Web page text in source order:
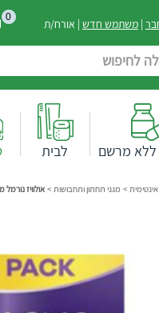
| משתמש חדש | אורח/ת 0
ללא מרשם לבית
אינטימית > מגני תחתון ותחבושות > אולוויז נורמל